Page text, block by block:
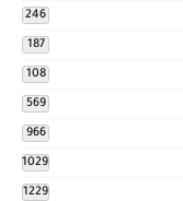
246
187
108
569
966
1029
1229